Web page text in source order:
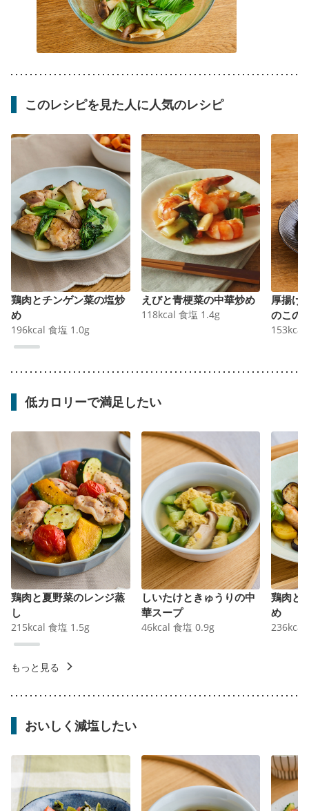
このレシピを見た人に人気のレシピ
鶏肉とチンゲン菜の塩炒
め
196kcal 食塩 1.0g
えびと青梗菜の中華炒め
118kcal 食塩 1.4g
厚揚げ
のこの
153kcal
低カロリーで満足したい
鶏肉と夏野菜のレンジ蒸
し
215kcal 食塩 1.5g
しいたけときゅうりの中
華スープ
46kcal 食塩 0.9g
鶏肉と
め
236kcal
もっと見る
おいしく減塩したい